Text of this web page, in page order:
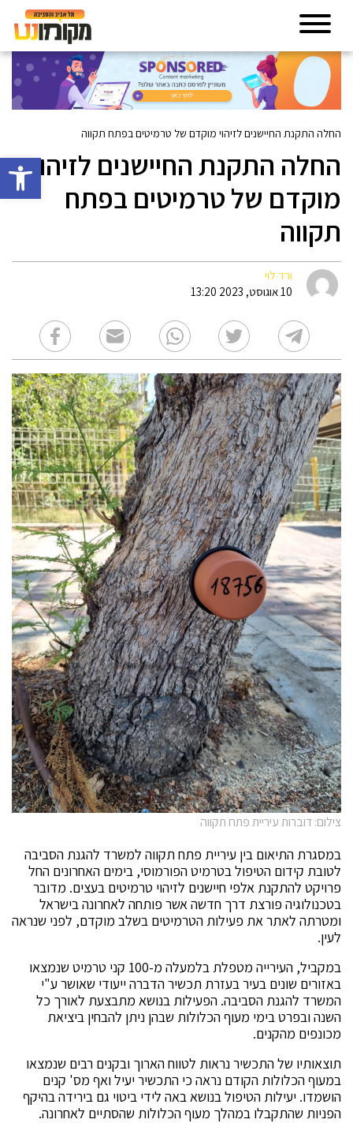
פתח
החלה התקנת החיישנים לזיהוי מוקדם של טרמיטים בפתח תקווה
החלה התקנת החיישנים לזיהוי
מוקדם של טרמיטים בפתח
תקווה
ורד לוי
10 אוגוסט, 2023 13:20
צילום: דוברות עיריית פתח תקווה
במסגרת התיאום בין עיריית פתח תקווה למשרד להגנת הסביבה
לטובת קידום הטיפול בטרמיט הפורמוסי, בימים האחרונים החל
פרויקט להתקנת אלפי חיישנים לזיהוי טרמיטים בעצים. מדובר
בטכנולוגיה פורצת דרך חדשה אשר פותחה לאחרונה בישראל
ומטרתה לאתר את פעילות הטרמיטים בשלב מוקדם, לפני שנראה
לעין.
במקביל, העירייה מטפלת בלמעלה מ-100 קני טרמיט שנמצאו
באזורים שונים בעיר בעזרת תכשיר הדברה ייעודי שאושר ע"י
המשרד להגנת הסביבה. הפעילות בנושא מתבצעת לאורך כל
השנה ובפרט בימי מעוף הכלולות שבהן ניתן להבחין ביציאת
מכונפים מהקנים.
תוצאותיו של התכשיר נראות לטווח הארוך ובקנים רבים שנמצאו
במעוף הכלולות הקודם נראה כי התכשיר יעיל ואף מס' קנים
הושמדו. יעילות הטיפול בנושא באה לידי ביטוי גם בירידה בהיקף
הפניות שהתקבלו במהלך מעוף הכלולות שהסתיים לאחרונה.